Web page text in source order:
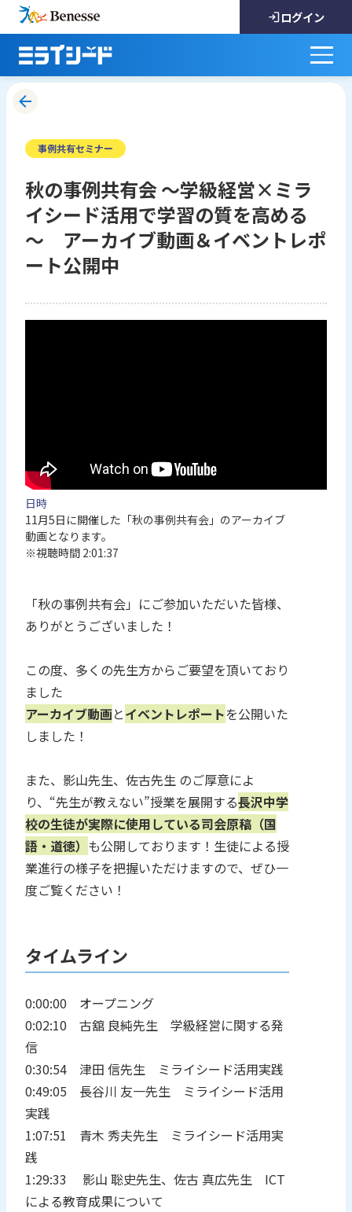
ログイン
事例共有セミナー
秋の事例共有会 ～学級経営×ミラ
イシード活用で学習の質を高める
～ アーカイブ動画＆イベントレポ
ート公開中
「秋の事例共有会」にご参加いただいた皆様、
ありがとうございました！
この度、多くの先生方からご要望を頂いており
ました
アーカイブ動画とイベントレポートを公開いた
しました！
また、影山先生、佐古先生 のご厚意によ
り、“先生が教えない”授業を展開する長沢中学
校の生徒が実際に使用している司会原稿（国
語・道徳） も公開しております！生徒による授
業進行の様子を把握いただけますので、ぜひ一
度ご覧ください！
タイムライン
0:00:00 オープニング
0:02:10 古舘 良純先生 学級経営に関する発
信
0:30:54 津田 信先生 ミライシード活用実践
0:49:05 長谷川 友一先生 ミライシード活用
実践
1:07:51 青木 秀夫先生 ミライシード活用実
践
1:29:33 影山 聡史先生、佐古 真広先生 ICT
による教育成果について
日時
11月5日に開催した「秋の事例共有会」のアーカイブ
動画となります。
※視聴時間 2:01:37